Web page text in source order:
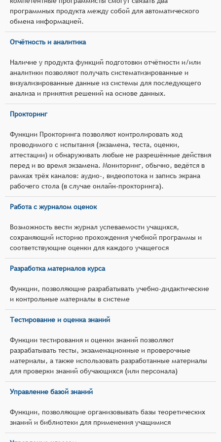
программных продукта между собой для автоматического
обмена информацией.
Отчётность и аналитика
Наличие у продукта функций подготовки отчётности и/или
аналитики позволяют получать систематизированные и
визуализированные данные из системы для последующего
анализа и принятия решений на основе данных.
Прокторинг
Функции Прокторинга позволяют контролировать ход
проводимого с испытания (экзамена, теста, оценки,
аттестации) и обнаруживать любые не разрешённые действия
перед и во время экзамена. Мониторинг, обычно, ведётся в
рамках трёх каналов: аудио-, видеопотока и запись экрана
рабочего стола (в случае онлайн-прокторинга).
Работа с журналом оценок
Возможность вести журнал успеваемости учащихся,
сохраняющий историю прохождения учебной программы и
соответствующие оценки для каждого учащегося
Разработка материалов курса
Функции, позволяющие разрабатывать учебно-дидактические
и контрольные материалы в системе
Тестирование и оценка знаний
Функции тестирования и оценки знаний позволяют
разрабатывать тесты, экзаменационные и проверочные
материалы, а также использовать разработанные материалы
для проверки знаний обучающихся (или персонала)
Управление базой знаний
Функции, позволяющие организовывать базы теоретических
знаний и библиотеки для применения учащимися